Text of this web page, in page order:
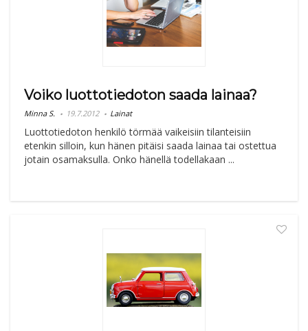
Voiko luottotiedoton saada lainaa?
Minna S. 19.7.2012 Lainat
Luottotiedoton henkilö törmää vaikeisiin tilanteisiin
etenkin silloin, kun hänen pitäisi saada lainaa tai ostettua
jotain osamaksulla. Onko hänellä todellakaan ...